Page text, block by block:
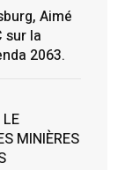
Aimé
sur la
2063.
LE
MINIÈRES